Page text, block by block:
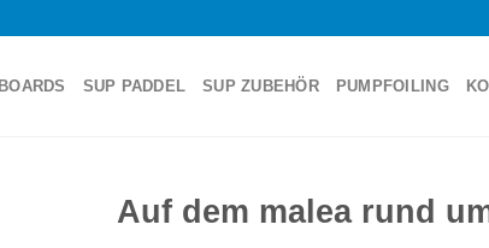
SUP PADDEL SUP ZUBEHÖR PUMPFOILING
Auf dem malea rund